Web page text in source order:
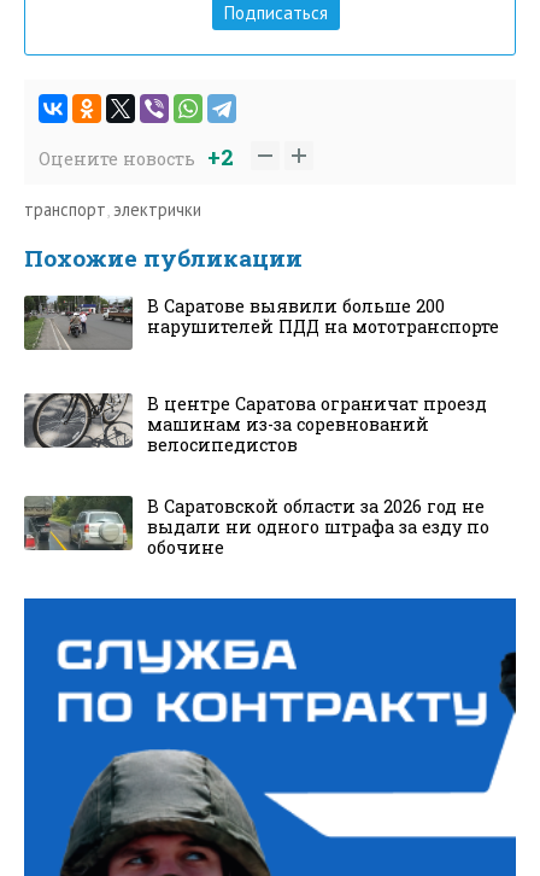
Подписаться
Оцените новость +2
транспорт,электрички
Похожие публикации
В Саратове выявили больше 200
нарушителей ПДД на мототранспорте
В центре Саратова ограничат проезд
машинам из-за соревнований
велосипедистов
В Саратовской области за 2026 год не
выдали ни одного штрафа за езду по
обочине